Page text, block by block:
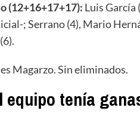
(12+16+17+17): Luis García
; Serrano (4), Mario
Magarzo. Sin eliminados.
equipo tenía